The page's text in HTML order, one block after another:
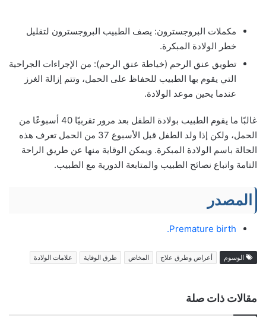
مكملات البروجسترون: يصف الطبيب البروجسترون لتقليل
خطر الولادة المبكرة.
تطويق عنق الرحم (خياطة عنق الرحم): من الإجراءات الجراحية
التي يقوم بها الطبيب للحفاظ على الحمل، وتتم إزالة الغرز
عندما يحين موعد الولادة.
غالبًا ما يقوم الطبيب بولادة الطفل بعد مرور تقربيًا 40 أسبوعًا من
الحمل، ولكن إذا ولد الطفل قبل الأسبوع 37 من الحمل تعرف هذه
الحالة باسم الولادة المبكرة. ويمكن الوقاية منها عن طريق الراحة
التامة واتباع نصائح الطبيب والمتابعة الدورية مع الطبيب.
المصدر
Premature birth.
الوسوم أعراض وطرق علاج المخاض طرق الوقاية علامات الولادة
مقالات ذات صلة